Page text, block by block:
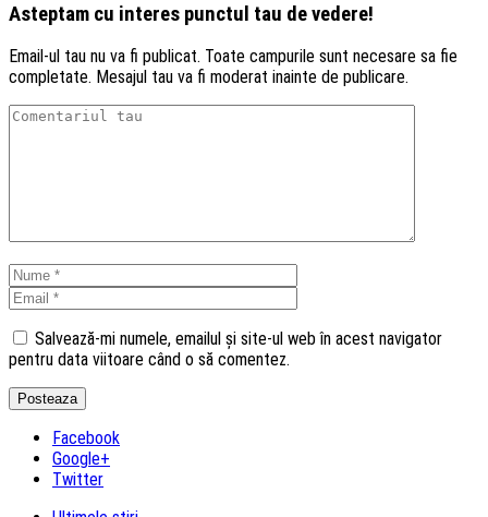
Asteptam cu interes punctul tau de vedere!
Email-ul tau nu va fi publicat. Toate campurile sunt necesare sa fie
completate. Mesajul tau va fi moderat inainte de publicare.
Salvează-mi numele, emailul și site-ul web în acest navigator
pentru data viitoare când o să comentez.
Facebook
Google+
Twitter